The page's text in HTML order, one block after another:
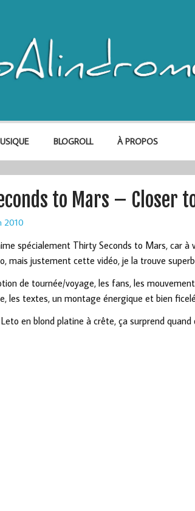
BLOGROLL À PROPOS
to Mars – Closer
2010
spécialement Thirty Seconds to Mars, car
mais justement cette vidéo, je la trouve
de tournée/voyage, les fans, les
les textes, un montage énergique et bien
en blond platine à crête, ça surprend quand